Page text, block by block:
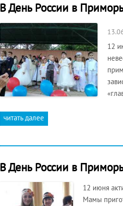
В День России в
12
читать далее
В День России в
12 июня
Мамы